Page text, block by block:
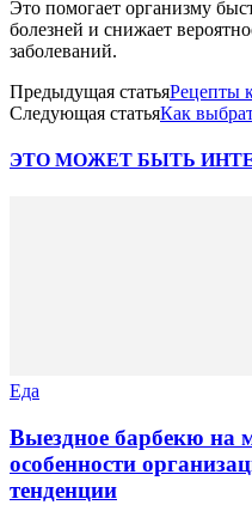
Это помогает организму
болезней и снижает
заболеваний.
Предыдущая статьяРецепты
Следующая статьяКак
ЭТО МОЖЕТ БЫТЬ
Еда
Выездное барбекю на
особенности
тенденции